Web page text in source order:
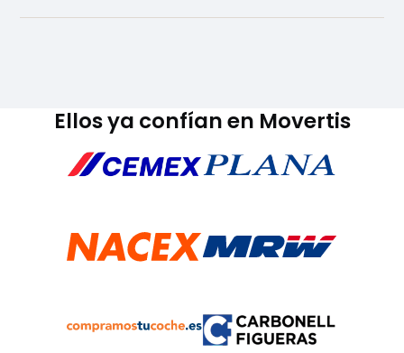
Ellos ya confían en Movertis